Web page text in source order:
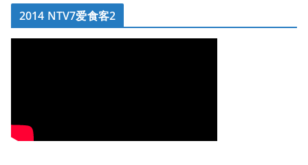
2014 NTV7爱食客2